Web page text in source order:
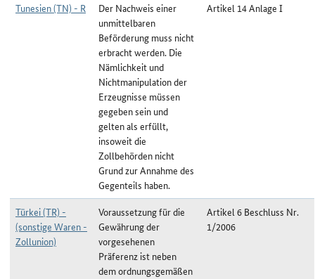
Tunesien (TN) - R
Der Nachweis einer
unmittelbaren
Beförderung muss nicht
erbracht werden. Die
Nämlichkeit und
Nichtmanipulation der
Erzeugnisse müssen
gegeben sein und
gelten als erfüllt,
insoweit die
Zollbehörden nicht
Grund zur Annahme des
Gegenteils haben.
Artikel 14 Anlage I
Türkei (TR) -
(sonstige Waren -
Zollunion)
Voraussetzung für die
Gewährung der
vorgesehenen
Präferenz ist neben
dem ordnungsgemäßen
Artikel 6 Beschluss Nr.
1/2006